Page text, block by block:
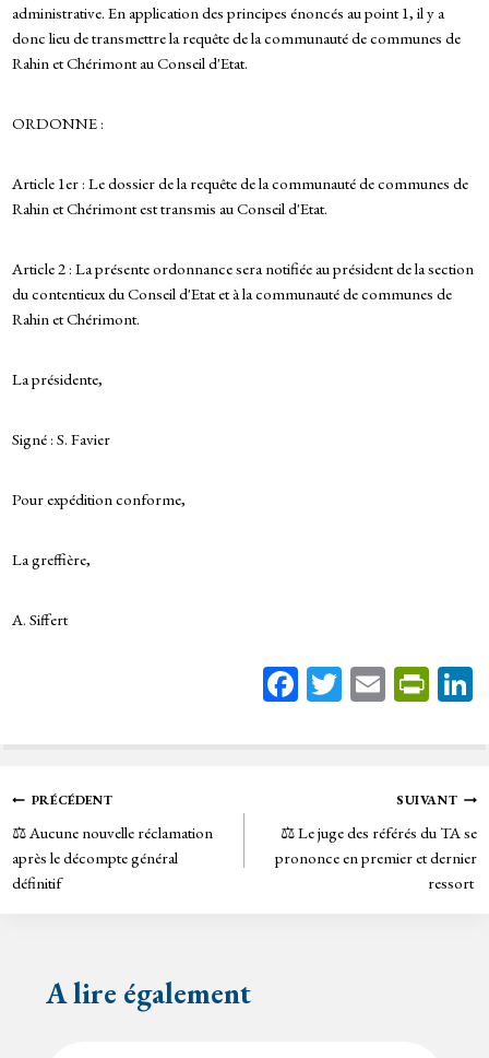
administrative. En application des principes énoncés au point 1, il y a
donc lieu de transmettre la requête de la communauté de communes de
Rahin et Chérimont au Conseil d'Etat.
ORDONNE :
Article 1er : Le dossier de la requête de la communauté de communes de
Rahin et Chérimont est transmis au Conseil d'Etat.
Article 2 : La présente ordonnance sera notifiée au président de la section
du contentieux du Conseil d'Etat et à la communauté de communes de
Rahin et Chérimont.
La présidente,
Signé : S. Favier
Pour expédition conforme,
La greffière,
A. Siffert
Fa
bo
T
tt
E
ail
Pr
tF
rie
n
dl
y
Navigation
de
l’article
PRÉCÉDENT
⚖️ Aucune nouvelle réclamation
après le décompte général
définitif
SUIVANT
⚖️ Le juge des référés du TA se
prononce en premier et dernier
ressort
A lire également